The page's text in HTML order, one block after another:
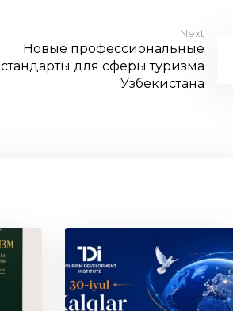
Next
Новые профессиональные
стандарты для сферы туризма
Узбекистана